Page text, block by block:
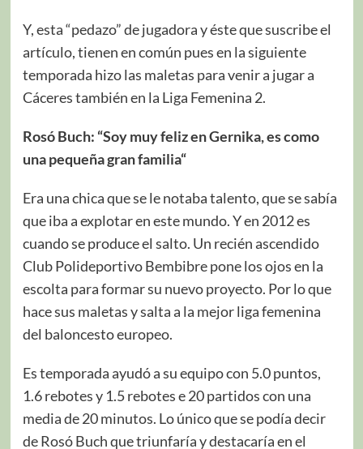
Y, esta “pedazo” de jugadora y éste que suscribe el
artículo, tienen en común pues en la siguiente
temporada hizo las maletas para venir a jugar a
Cáceres también en la Liga Femenina 2.
Rosó Buch: “Soy muy feliz en Gernika, es como
una pequeña gran familia“
Era una chica que se le notaba talento, que se sabía
que iba a explotar en este mundo. Y en 2012 es
cuando se produce el salto. Un recién ascendido
Club Polideportivo Bembibre pone los ojos en la
escolta para formar su nuevo proyecto. Por lo que
hace sus maletas y salta a la mejor liga femenina
del baloncesto europeo.
Es temporada ayudó a su equipo con 5.0 puntos,
1.6 rebotes y 1.5 rebotes e 20 partidos con una
media de 20 minutos. Lo único que se podía decir
de Rosó Buch que triunfaría y destacaría en el